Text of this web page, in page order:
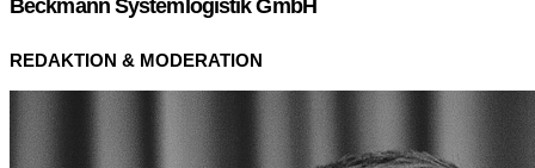
Beckmann Systemlogistik GmbH
REDAKTION & MODERATION